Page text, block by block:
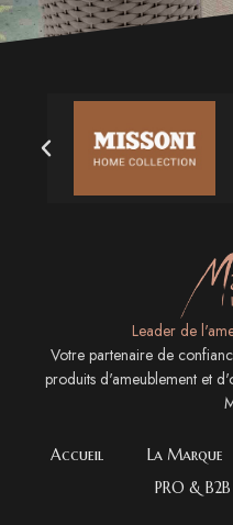
Leader de
Votre partenaire de
produits d'ameublement et
Accueil La Marque
PRO & B2B